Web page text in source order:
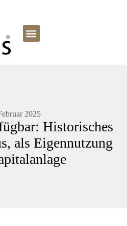
2025
Historisches
als Eigennutzung